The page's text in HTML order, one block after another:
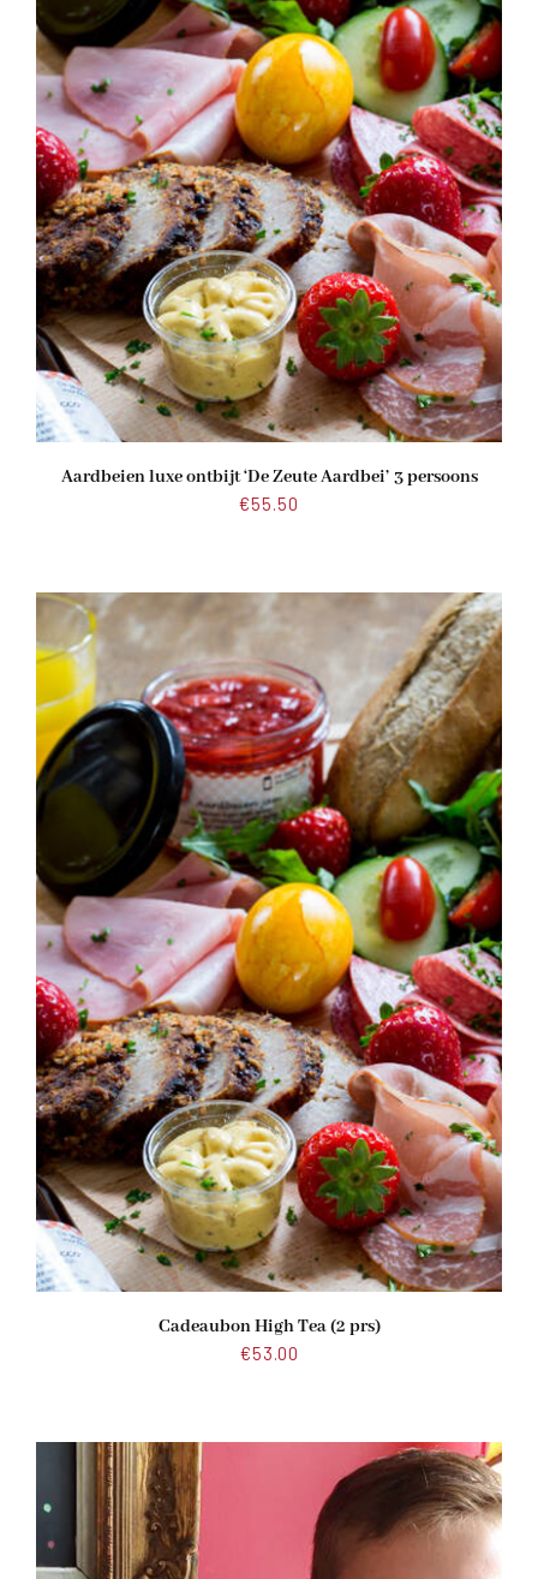
Aardbeien luxe ontbijt ‘De Zeute Aardbei’ 3 persoons
€55.50
Cadeaubon High Tea (2 prs)
€53.00